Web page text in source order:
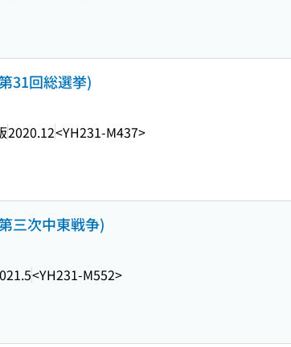
31回総選挙)
2020.12<YH231-M437>
三次中東戦争)
<YH231-M552>